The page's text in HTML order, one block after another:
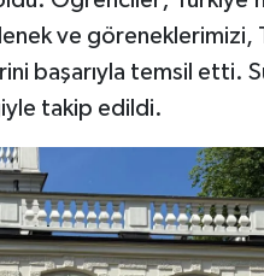
ve göreneklerimizi,
başarıyla temsil etti.
takip edildi.